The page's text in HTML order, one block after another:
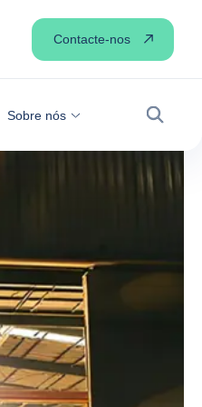
Sobre nós
Contacte-nos